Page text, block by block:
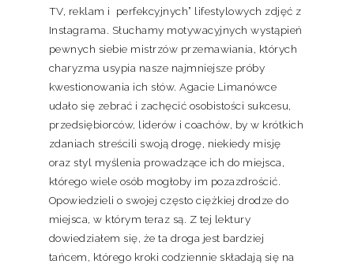
TV, reklam i perfekcyjnych” lifestylowych zdjęć z
Instagrama. Słuchamy motywacyjnych wystąpień
pewnych siebie mistrzów przemawiania, których
charyzma usypia nasze najmniejsze próby
kwestionowania ich słów. Agacie Limanówce
udało się zebrać i zachęcić osobistości sukcesu,
przedsiębiorców, liderów i coachów, by w krótkich
zdaniach streścili swoją drogę, niekiedy misję
oraz styl myślenia prowadzące ich do miejsca,
którego wiele osób mogłoby im pozazdrościć.
Opowiedzieli o swojej często ciężkiej drodze do
miejsca, w którym teraz są. Z tej lektury
dowiedziałem się, że ta droga jest bardziej
tańcem, którego kroki codziennie składają się na